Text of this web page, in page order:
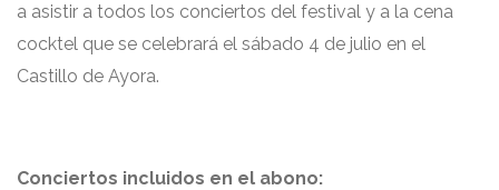
a asistir a todos los conciertos del festival y a la cena
cocktel que se celebrará el sábado 4 de julio en el
Castillo de Ayora.
Conciertos incluidos en el abono: